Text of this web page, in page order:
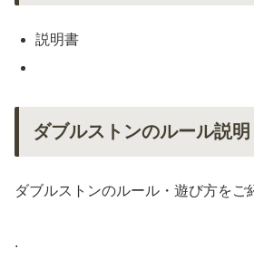
説明書
ダブルストンのルール説明
ダブルストンのルール・遊び方をご
.